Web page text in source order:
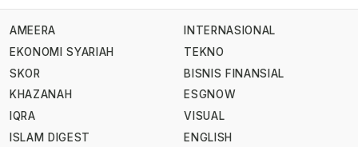
AMEERA
EKONOMI SYARIAH
SKOR
KHAZANAH
IQRA
ISLAM DIGEST
INTERNASIONAL
TEKNO
BISNIS FINANSIAL
ESGNOW
VISUAL
ENGLISH